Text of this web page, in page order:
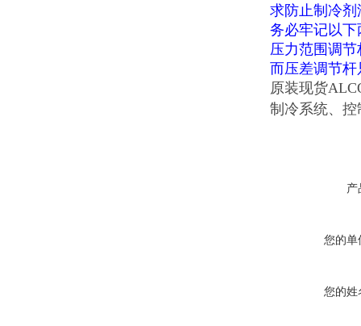
求防止制冷
务必牢记以
压力范围调
而压差调节
原装现货
制冷系统、控
产
您的单
您的姓